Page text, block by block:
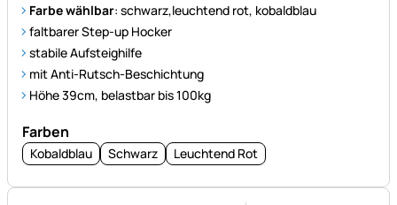
Farbe wählbar: schwarz,leuchtend rot, kobaldblau
faltbarer Step-up Hocker
stabile Aufsteighilfe
mit Anti-Rutsch-Beschichtung
Höhe 39cm, belastbar bis 100kg
Farben
Kobaldblau Schwarz Leuchtend Rot